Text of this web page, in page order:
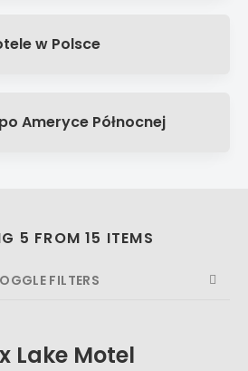
w Polsce
Ameryce Północnej
5 FROM 15 ITEMS
FILTERS
Lake Motel